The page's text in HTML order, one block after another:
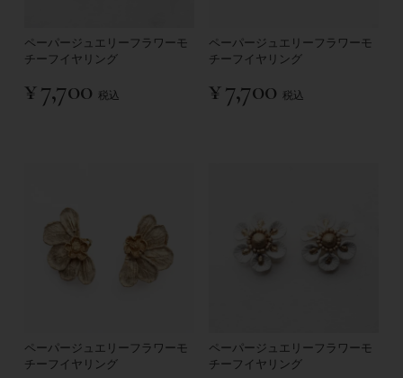
ペーパージュエリーフラワーモ
チーフイヤリング
¥7,700 税込
ペーパージュエリーフラワーモ
チーフイヤリング
¥7,700 税込
ペーパージュエリーフラワーモ
チーフイヤリング
ペーパージュエリーフラワーモ
チーフイヤリング